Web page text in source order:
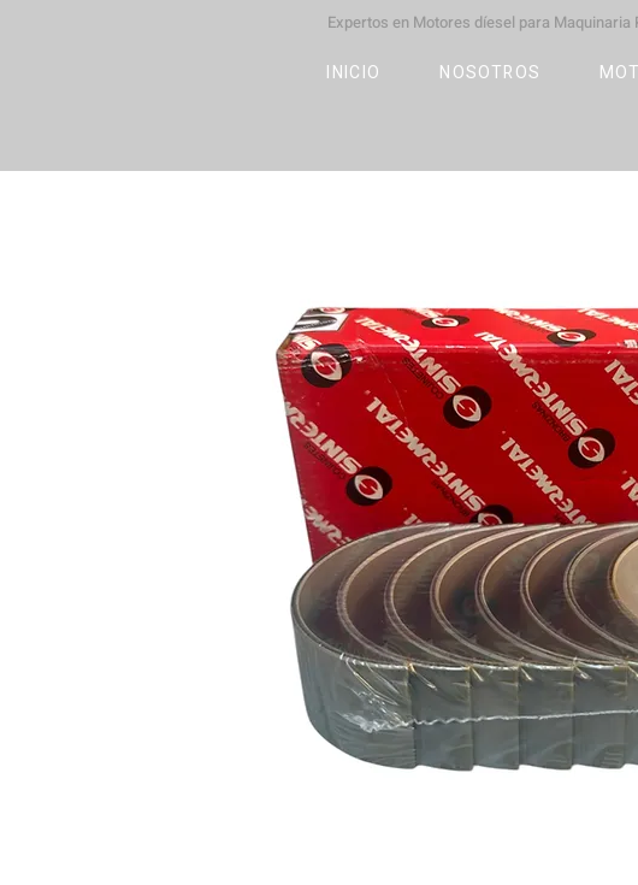
Expertos en Motores díesel para Maquinaria
INICIO NOSOTROS